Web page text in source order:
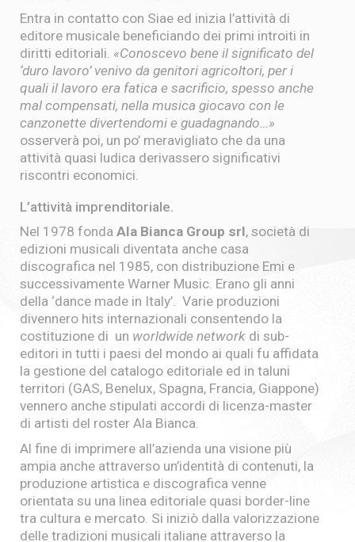
Entra in contatto con Siae ed inizia l’attività di
editore musicale beneficiando dei primi introiti in
diritti editoriali. «Conoscevo bene il significato del
‘duro lavoro’ venivo da genitori agricoltori, per i
quali il lavoro era fatica e sacrificio, spesso anche
mal compensati, nella musica giocavo con le
canzonette divertendomi e guadagnando…»
osserverà poi, un po’ meravigliato che da una
attività quasi ludica derivassero significativi
riscontri economici.
L’attività imprenditoriale.
Nel 1978 fonda Ala Bianca Group srl, società di
edizioni musicali diventata anche casa
discografica nel 1985, con distribuzione Emi e
successivamente Warner Music. Erano gli anni
della ‘dance made in Italy’. Varie produzioni
divennero hits internazionali consentendo la
costituzione di un world­wide network di sub-
editori in tutti i paesi del mondo ai quali fu affidata
la gestione del catalogo editoriale ed in taluni
territori (GAS, Benelux, Spagna, Francia, Giappone)
vennero anche stipulati accordi di licenza-master
di artisti del roster Ala Bianca.
Al fine di imprimere all’azienda una visione più
ampia anche attraverso un’identità di contenuti, la
produzione artistica e discografica venne
orientata su una linea editoriale quasi border-line
tra cultura e mercato. Si iniziò dalla valorizzazione
delle tradizioni musicali italiane attraverso la